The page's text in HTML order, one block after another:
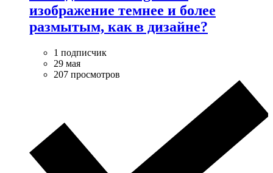
изображение темнее и более
размытым, как в дизайне?
1 подписчик
29 мая
207 просмотров